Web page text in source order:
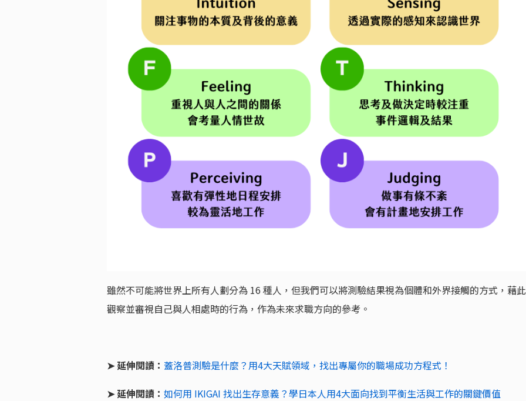
雖然不可能將世界上所有人劃分為 16 種人，但我們可以將測驗結果視為個體和外界接觸的方式，藉此
觀察並審視自己與人相處時的行為，作為未來求職方向的參考。
➤ 延伸閱讀： 蓋洛普測驗是什麼？用4大天賦領域，找出專屬你的職場成功方程式！
➤ 延伸閱讀： 如何用 IKIGAI 找出生存意義？學日本人用4大面向找到平衡生活與工作的關鍵價值